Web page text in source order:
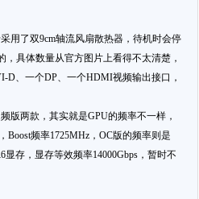
用了双9cm轴流风扇散热器，待机时会停
具体数量从官方图片上看得不太清楚，
D、一个DP、一个HDMI视频输出接口，
版两款，其实就是GPU的频率不一样，
Boost频率1725MHz，OC版的频率则是
显存，显存等效频率14000Gbps，暂时不